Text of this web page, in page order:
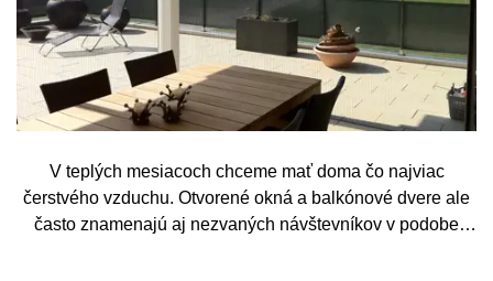
V teplých mesiacoch chceme mať doma čo najviac
čerstvého vzduchu. Otvorené okná a balkónové dvere ale
často znamenajú aj nezvaných návštevníkov v podobe